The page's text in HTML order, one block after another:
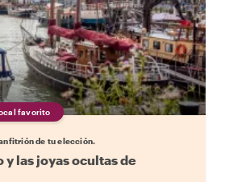
favorito
de tu elección.
y las joyas ocultas de